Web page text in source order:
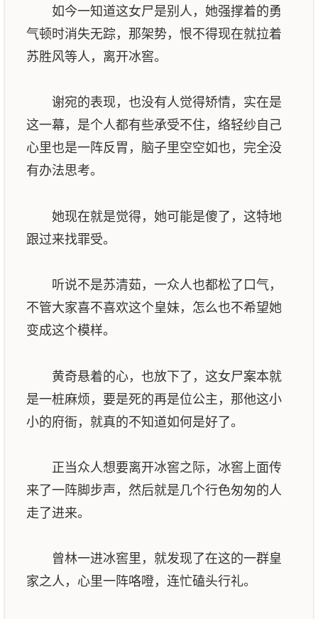
如今一知道这女尸是别人，她强撑着的勇
气顿时消失无踪，那架势，恨不得现在就拉着
苏胜风等人，离开冰窖。
谢宛的表现，也没有人觉得矫情，实在是
这一幕，是个人都有些承受不住，络轻纱自己
心里也是一阵反胃，脑子里空空如也，完全没
有办法思考。
她现在就是觉得，她可能是傻了，这特地
跟过来找罪受。
听说不是苏清茹，一众人也都松了口气，
不管大家喜不喜欢这个皇妹，怎么也不希望她
变成这个模样。
黄奇悬着的心，也放下了，这女尸案本就
是一桩麻烦，要是死的再是位公主，那他这小
小的府衙，就真的不知道如何是好了。
正当众人想要离开冰窖之际，冰窖上面传
来了一阵脚步声，然后就是几个行色匆匆的人
走了进来。
曾林一进冰窖里，就发现了在这的一群皇
家之人，心里一阵咯噔，连忙磕头行礼。